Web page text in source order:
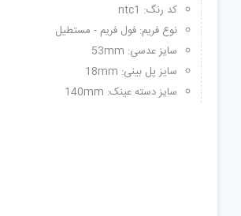
کد رنگ: ntc1
نوع فریم: فول فریم - مستطیل
سایز عدسی: 53mm
سایز پل بینی: 18mm
سایز دسته عینک: 140mm